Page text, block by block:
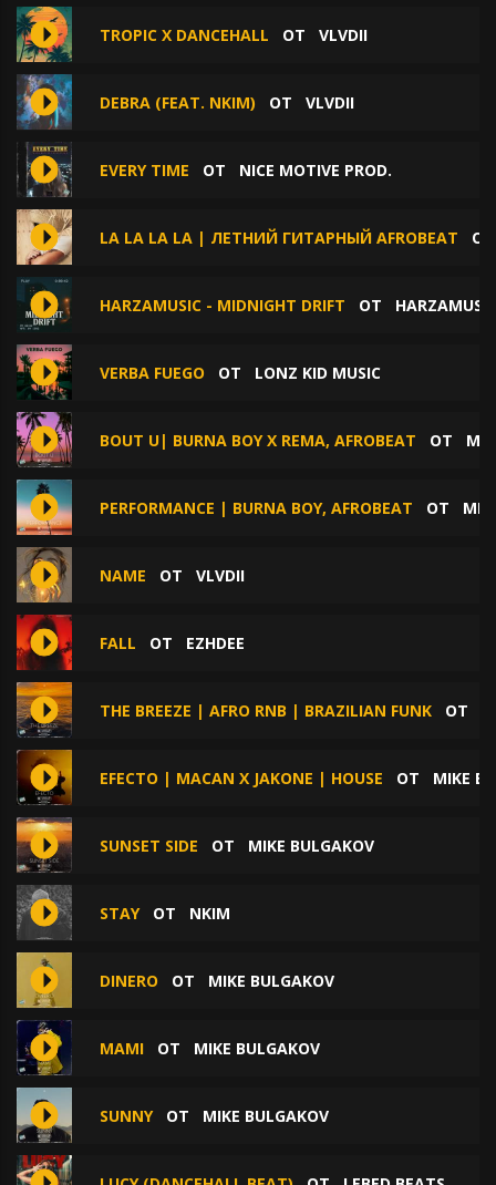
TROPIC X DANCEHALL ОТ VLVDII
DEBRA (FEAT. NKIM) ОТ VLVDII
EVERY TIME ОТ NICE MOTIVE PROD.
LA LA LA LA | ЛЕТНИЙ ГИТАРНЫЙ AFROBEAT
HARZAMUSIC - MIDNIGHT DRIFT ОТ HARZAMUSIC
VERBA FUEGO ОТ LONZ KID MUSIC
BOUT U| BURNA BOY X REMA, AFROBEAT ОТ
PERFORMANCE | BURNA BOY, AFROBEAT ОТ
NAME ОТ VLVDII
FALL ОТ EZHDEE
THE BREEZE | AFRO RNB | BRAZILIAN FUNK ОТ
EFECTO | MACAN X JAKONE | HOUSE ОТ MIKE
SUNSET SIDE ОТ MIKE BULGAKOV
STAYОТ NKIM
DINERO ОТ MIKE BULGAKOV
MAMI ОТ MIKE BULGAKOV
SUNNY ОТ MIKE BULGAKOV